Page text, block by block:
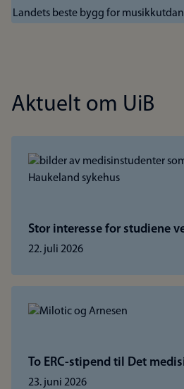
Landets beste bygg for
Aktuelt om UiB
Stor interesse for studiene
22. juli 2026
To ERC-stipend til Det
23. juni 2026